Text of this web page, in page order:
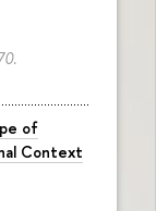
of
Context